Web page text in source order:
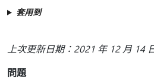
套用到
上次更新日期：2021 年 12 月 14
問題